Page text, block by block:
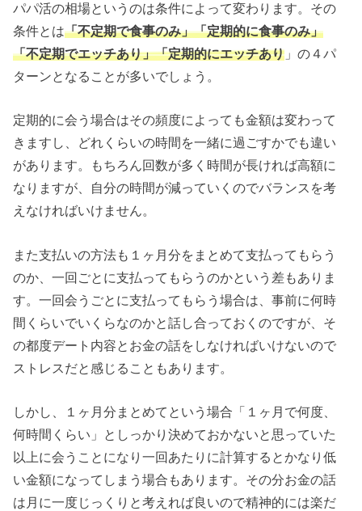
パパ活の相場というのは条件によって変わります。その
条件とは「不定期で食事のみ」「定期的に食事のみ」
「不定期でエッチあり」「定期的にエッチあり 」の４パ
ターンとなることが多いでしょう。
定期的に会う場合はその頻度によっても金額は変わって
きますし、どれくらいの時間を一緒に過ごすかでも違い
があります。もちろん回数が多く時間が長ければ高額に
なりますが、自分の時間が減っていくのでバランスを考
えなければいけません。
また支払いの方法も１ヶ月分をまとめて支払ってもらう
のか、一回ごとに支払ってもらうのかという差もありま
す。一回会うごとに支払ってもらう場合は、事前に何時
間くらいでいくらなのかと話し合っておくのですが、そ
の都度デート内容とお金の話をしなければいけないので
ストレスだと感じることもあります。
しかし、１ヶ月分まとめてという場合「１ヶ月で何度、
何時間くらい」としっかり決めておかないと思っていた
以上に会うことになり一回あたりに計算するとかなり低
い金額になってしまう場合もあります。その分お金の話
は月に一度じっくりと考えれば良いので精神的には楽だ